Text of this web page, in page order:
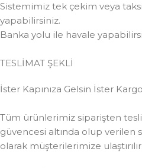
Sistemimiz tek çekim veya
yapabilirsiniz.
Banka yolu ile havale
TESLİMAT ŞEKLİ
İster Kapınıza Gelsin İster
Tüm ürünlerimiz siparişten
güvencesi altında olup verilen
olarak müşterilerimize ulaştırılır.